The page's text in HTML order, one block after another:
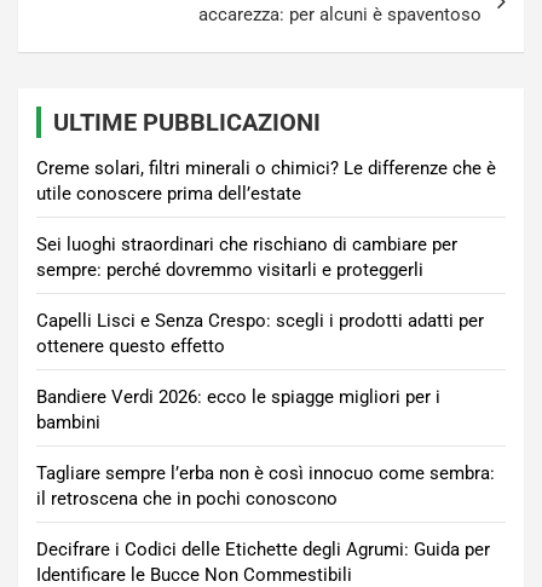
accarezza: per alcuni è spaventoso
ULTIME PUBBLICAZIONI
Creme solari, filtri minerali o chimici? Le differenze che è
utile conoscere prima dell’estate
Sei luoghi straordinari che rischiano di cambiare per
sempre: perché dovremmo visitarli e proteggerli
Capelli Lisci e Senza Crespo: scegli i prodotti adatti per
ottenere questo effetto
Bandiere Verdi 2026: ecco le spiagge migliori per i
bambini
Tagliare sempre l’erba non è così innocuo come sembra:
il retroscena che in pochi conoscono
Decifrare i Codici delle Etichette degli Agrumi: Guida per
Identificare le Bucce Non Commestibili